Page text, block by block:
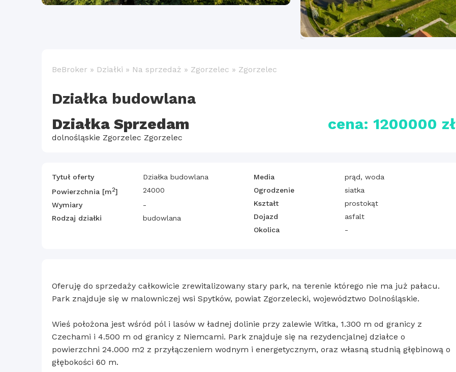
BeBroker » Działki » Na sprzedaż » Zgorzelec » Zgorzelec
Działka budowlana
cena: 1200000 zł
Działka Sprzedam
dolnośląskie Zgorzelec Zgorzelec
Tytuł oferty
Działka budowlana
Powierzchnia [m2]
24000
Wymiary
-
Rodzaj działki
budowlana
Media
prąd, woda
Ogrodzenie
siatka
Kształt
prostokąt
Dojazd
asfalt
Okolica
-
Oferuję do sprzedaży całkowicie zrewitalizowany stary park, na terenie którego nie ma już pałacu.
Park znajduje się w malowniczej wsi Spytków, powiat Zgorzelecki, województwo Dolnośląskie.
Wieś położona jest wśród pól i lasów w ładnej dolinie przy zalewie Witka, 1.300 m od granicy z
Czechami i 4.500 m od granicy z Niemcami. Park znajduje się na rezydencjalnej działce o
powierzchni 24.000 m2 z przyłączeniem wodnym i energetycznym, oraz własną studnią głębinową o
głębokości 60 m.